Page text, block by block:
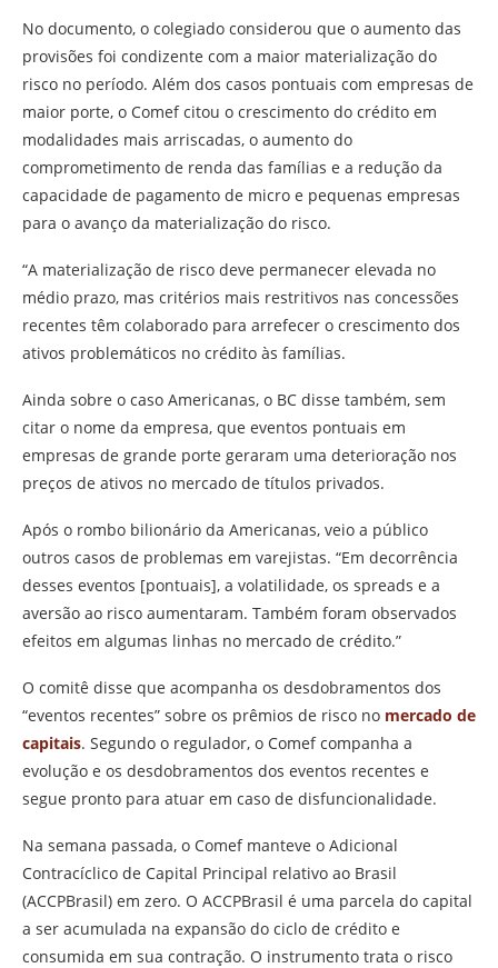
No documento, o colegiado considerou que o aumento das
provisões foi condizente com a maior materialização do
risco no período. Além dos casos pontuais com empresas de
maior porte, o Comef citou o crescimento do crédito em
modalidades mais arriscadas, o aumento do
comprometimento de renda das famílias e a redução da
capacidade de pagamento de micro e pequenas empresas
para o avanço da materialização do risco.
“A materialização de risco deve permanecer elevada no
médio prazo, mas critérios mais restritivos nas concessões
recentes têm colaborado para arrefecer o crescimento dos
ativos problemáticos no crédito às famílias.
Ainda sobre o caso Americanas, o BC disse também, sem
citar o nome da empresa, que eventos pontuais em
empresas de grande porte geraram uma deterioração nos
preços de ativos no mercado de títulos privados.
Após o rombo bilionário da Americanas, veio a público
outros casos de problemas em varejistas. “Em decorrência
desses eventos [pontuais], a volatilidade, os spreads e a
aversão ao risco aumentaram. Também foram observados
efeitos em algumas linhas no mercado de crédito.”
O comitê disse que acompanha os desdobramentos dos
“eventos recentes” sobre os prêmios de risco no mercado de
capitais. Segundo o regulador, o Comef companha a
evolução e os desdobramentos dos eventos recentes e
segue pronto para atuar em caso de disfuncionalidade.
Na semana passada, o Comef manteve o Adicional
Contracíclico de Capital Principal relativo ao Brasil
(ACCPBrasil) em zero. O ACCPBrasil é uma parcela do capital
a ser acumulada na expansão do ciclo de crédito e
consumida em sua contração. O instrumento trata o risco